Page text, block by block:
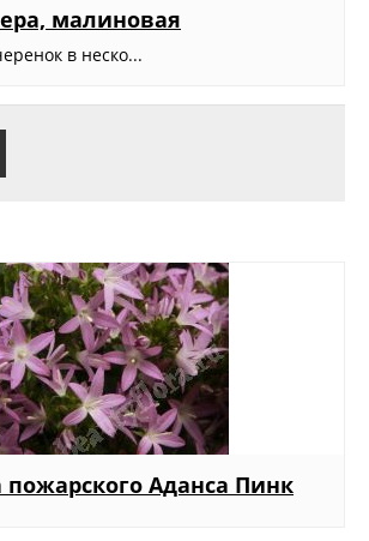
малиновая
в неско...
Аданса Пинк